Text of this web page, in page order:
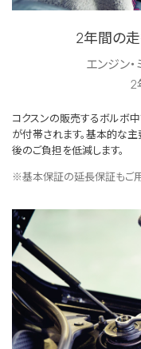
2年間の
エンジン
2
コクスンの販売するボルボ
が付帯されます。基本的な
後のご負担を低減します。
※基本保証の延長保証もご用